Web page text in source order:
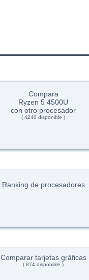
Compara
Ryzen 5 4500U
con otro procesador
( 4240 disponible )
Ranking de procesadores
Comparar tarjetas gráficas
( 874 disponible )